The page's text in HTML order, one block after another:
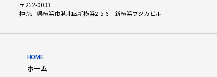
〒222-0033
神奈川県横浜市港北区新横浜2-5-9 新横浜フジカビル
HOME
ホーム